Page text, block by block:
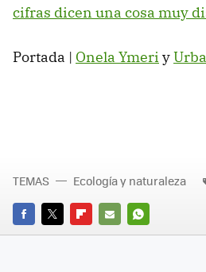
cifras dicen una cosa muy
Portada | Onela Ymeri y
FACEBOOK
TWITTERFLIPBOARD
E-
WHATSAPP
TEMAS Ecología y naturaleza